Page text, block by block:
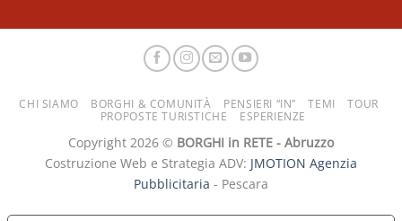
CHI SIAMO BORGHI & COMUNITÀ PENSIERI “IN” TEMI
TOUR
PROPOSTE TURISTICHE
ESPERIENZE
Copyright 2026 © BORGHI in RETE - Abruzzo
Costruzione Web e Strategia ADV: JMOTION Agenzia
Pubblicitaria - Pescara